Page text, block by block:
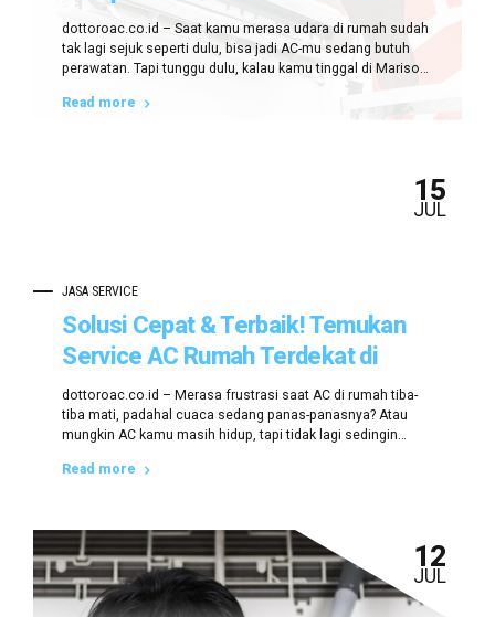
Panggilan Terdekat di Mariso dari
dottoroac.co.id!
dottoroac.co.id – Saat kamu merasa udara di rumah sudah
tak lagi sejuk seperti dulu, bisa jadi AC-mu sedang butuh
perawatan. Tapi tunggu dulu, kalau kamu tinggal di Mariso
solusi yang bukan cuma praktis tapi juga hemat, yakni
Read more
JASA SERVICE
15
JUL
Solusi Cepat & Terbaik! Temukan
Service AC Rumah Terdekat di
Mariso Hanya di Dottoroac.co.id
dottoroac.co.id – Merasa frustrasi saat AC di rumah tiba-
tiba mati, padahal cuaca sedang panas-panasnya? Atau
mungkin AC kamu masih hidup, tapi tidak lagi sedingin
menemukan service AC rumah terdekat di Mariso yang bisa
Read more
12
JUL